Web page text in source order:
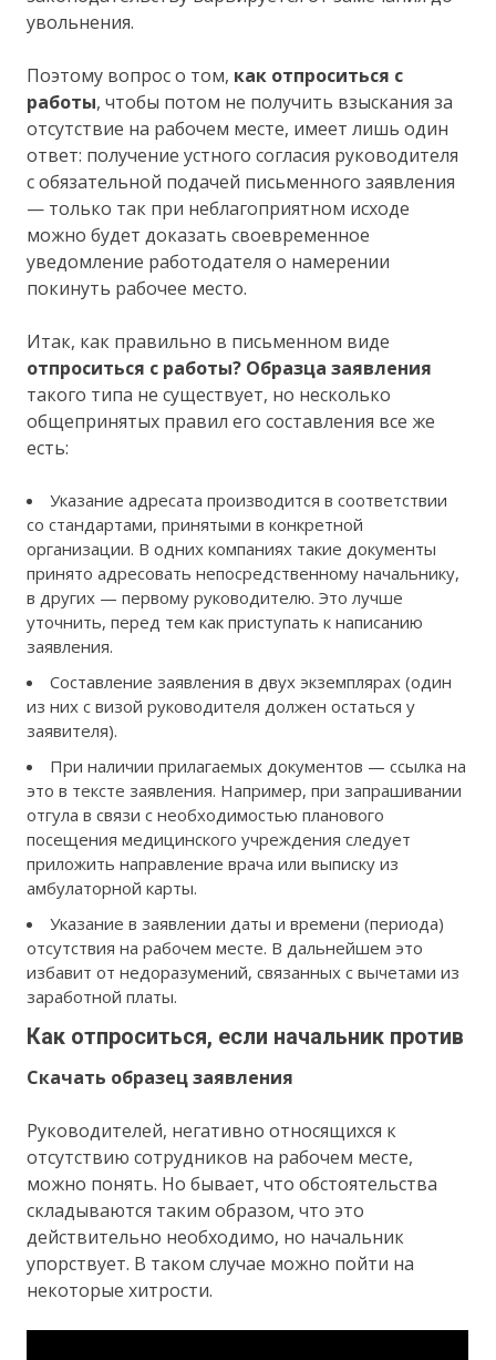
увольнения.
Поэтому вопрос о том, как отпроситься с
работы, чтобы потом не получить взыскания за
отсутствие на рабочем месте, имеет лишь один
ответ: получение устного согласия руководителя
с обязательной подачей письменного заявления
— только так при неблагоприятном исходе
можно будет доказать своевременное
уведомление работодателя о намерении
покинуть рабочее место.
Итак, как правильно в письменном виде
отпроситься с работы? Образца заявления
такого типа не существует, но несколько
общепринятых правил его составления все же
есть:
Указание адресата производится в соответствии
со стандартами, принятыми в конкретной
организации. В одних компаниях такие документы
принято адресовать непосредственному начальнику,
в других — первому руководителю. Это лучше
уточнить, перед тем как приступать к написанию
заявления.
Составление заявления в двух экземплярах (один
из них с визой руководителя должен остаться у
заявителя).
При наличии прилагаемых документов — ссылка на
это в тексте заявления. Например, при запрашивании
отгула в связи с необходимостью планового
посещения медицинского учреждения следует
приложить направление врача или выписку из
амбулаторной карты.
Указание в заявлении даты и времени (периода)
отсутствия на рабочем месте. В дальнейшем это
избавит от недоразумений, связанных с вычетами из
заработной платы.
Как отпроситься, если начальник против
Скачать образец заявления
Руководителей, негативно относящихся к
отсутствию сотрудников на рабочем месте,
можно понять. Но бывает, что обстоятельства
складываются таким образом, что это
действительно необходимо, но начальник
упорствует. В таком случае можно пойти на
некоторые хитрости.